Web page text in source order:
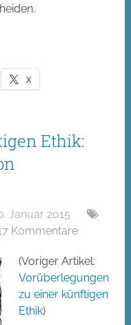
X
Ethik:
Januar 2015
Kommentare
(Voriger Artikel:
Vorüberlegungen
zu einer künftigen
Ethik)